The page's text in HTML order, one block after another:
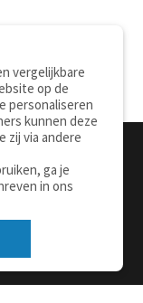
site
vergelijkbare
op de
personaliseren
kunnen deze
zij via andere
ga je
in ons